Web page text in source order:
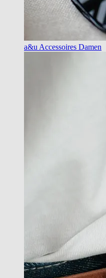
a&u Accessoires Damen